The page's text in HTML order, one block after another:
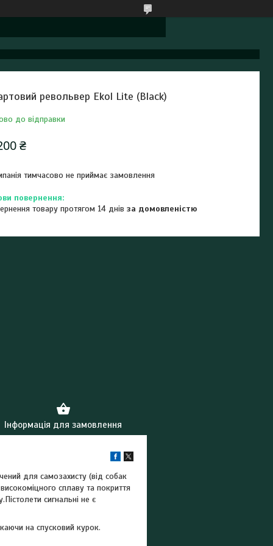
револьвер Ekol Lite (Black)
до відправки
₴
тимчасово не приймає замовлення
товару протягом 14 днівза домовленістю
Інформація для замовлення
для самозахисту (від собак
сплаву та покриття
сигнальні не є
на спусковий курок.